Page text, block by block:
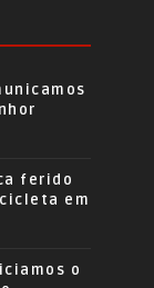
ferido
em
o